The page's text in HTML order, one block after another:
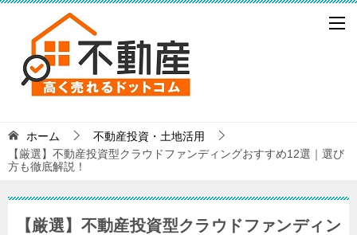
ホーム
不動産投資・土地活用
【厳選】不動産投資型クラウドファンディングおすすめ12選｜選び
方も徹底解説！
【厳選】不動産投資型クラウドファンディン